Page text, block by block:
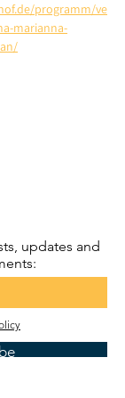
programm/ve
marianna-
updates and